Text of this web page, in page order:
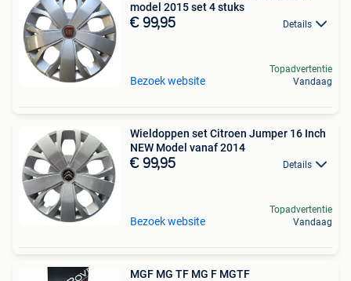
model 2015 set 4 stuks
€ 99,95 Details
Bezoek website
Topadvertentie
Vandaag
Wieldoppen set Citroen Jumper 16 Inch
NEW Model vanaf 2014
€ 99,95 Details
Bezoek website
Topadvertentie
Vandaag
MGF MG TF MG F MGTF